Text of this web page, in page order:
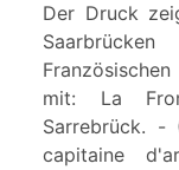
Der Druck
mit: La
Sarrebrück. -
capitaine